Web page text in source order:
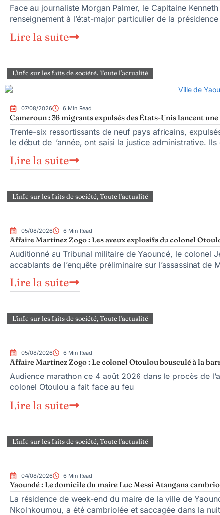
Face au journaliste Morgan Palmer, le Capitaine
renseignement à l’état-major particulier de la
Lire la suite
L'info sur les faits de société,Toute l'actualité
07/08/2026 6 Min Read
Cameroun : 36 migrants expulsés des États-Unis lancent
Trente-six ressortissants de neuf pays africains,
le début de l’année, ont saisi la justice administrative. Ils
Lire la suite
L'info sur les faits de société,Toute l'actualité
05/08/2026 6 Min Read
Affaire Martinez Zogo : Les aveux explosifs du colonel
Auditionné au Tribunal militaire de Yaoundé, le colonel
accablants de l’enquête préliminaire sur l’assassinat de
Lire la suite
L'info sur les faits de société,Toute l'actualité
05/08/2026 6 Min Read
Affaire Martinez Zogo : Le colonel Otoulou bousculé à la
Audience marathon ce 4 août 2026 dans le procès de
colonel Otoulou a fait face au feu
Lire la suite
L'info sur les faits de société,Toute l'actualité
04/08/2026 6 Min Read
Yaoundé : Le domicile du maire Luc Messi Atangana
La résidence de week-end du maire de la ville de
Nkolnkoumou, a été cambriolée et saccagée dans la nuit